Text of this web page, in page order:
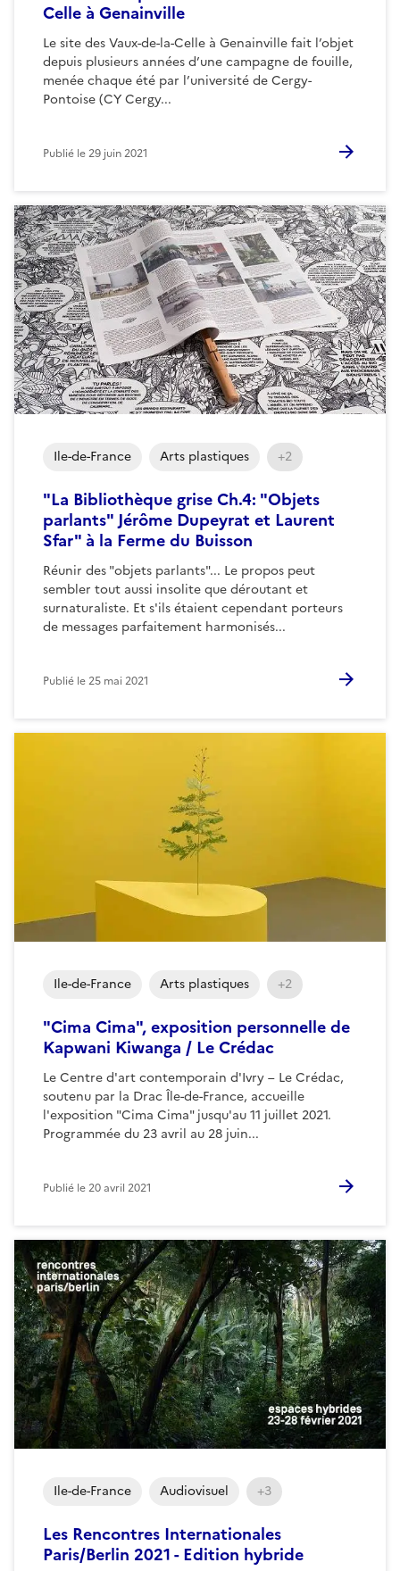
Celle à Genainville
Le site des Vaux-de-la-Celle à Genainville fait l’objet
depuis plusieurs années d’une campagne de fouille,
menée chaque été par l’université de Cergy-
Pontoise (CY Cergy...
Publié le29 juin 2021
"La Bibliothèque grise Ch.4: "Objets
parlants" Jérôme Dupeyrat et Laurent
Sfar" à la Ferme du Buisson
Réunir des "objets parlants"... Le propos peut
sembler tout aussi insolite que déroutant et
surnaturaliste. Et s'ils étaient cependant porteurs
de messages parfaitement harmonisés...
Ile-de-France Arts plastiques +2
Publié le25 mai 2021
"Cima Cima", exposition personnelle de
Kapwani Kiwanga / Le Crédac
Le Centre d'art contemporain d'Ivry – Le Crédac,
soutenu par la Drac Île-de-France, accueille
l'exposition "Cima Cima" jusqu'au 11 juillet 2021.
Programmée du 23 avril au 28 juin...
Ile-de-France Arts plastiques +2
Publié le20 avril 2021
Les Rencontres Internationales
Paris/Berlin 2021 - Edition hybride
Ile-de-France Audiovisuel +3